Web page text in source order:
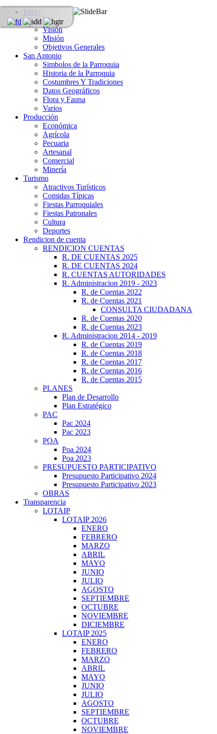
Inicio
GAD
Visión
Misión
Objetivos Generales
San Antonio
Simbolos de la Parroquia
Historia de la Parroquia
Costumbres Y Tradiciones
Datos Geográficos
Flora y Fauna
Varios
Producción
Económica
Agrícola
Pecuaria
Artesanal
Comercial
Minería
Turismo
Atractivos Turísticos
Comidas Típicas
Fiestas Parroquiales
Fiestas Patronales
Cultura
Deportes
Rendicion de cuenta
RENDICION CUENTAS
R. DE CUENTAS 2025
R. DE CUENTAS 2024
R. CUENTAS AUTORIDADES
R. Administracion 2019 - 2023
R. de Cuentas 2022
R. de Cuentas 2021
CONSULTA CIUDADANA
R. de Cuentas 2020
R. de Cuentas 2023
R. Administracion 2014 - 2019
R. de Cuentas 2019
R. de Cuentas 2018
R. de Cuentas 2017
R. de Cuentas 2016
R. de Cuentas 2015
PLANES
Plan de Desarrollo
Plan Estratégico
PAC
Pac 2024
Pac 2023
POA
Poa 2024
Poa 2023
PRESUPUESTO PARTICIPATIVO
Presupuesto Participativo 2024
Presupuesto Participativo 2023
OBRAS
Transparencia
LOTAIP
LOTAIP 2026
ENERO
FEBRERO
MARZO
ABRIL
MAYO
JUNIO
JULIO
AGOSTO
SEPTIEMBRE
OCTUBRE
NOVIEMBRE
DICIEMBRE
LOTAIP 2025
ENERO
FEBRERO
MARZO
ABRIL
MAYO
JUNIO
JULIO
AGOSTO
SEPTIEMBRE
OCTUBRE
NOVIEMBRE